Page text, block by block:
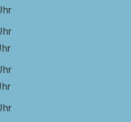
bis 14:00 Uhr
bis 12:00 Uhr
bis 16:00 Uhr
bis 12:00 Uhr
bis 18:00 Uhr